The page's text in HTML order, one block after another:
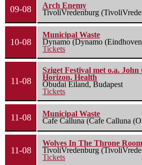
09-08
Arch Enemy
TivoliVredenburg
10-08
Municipal Waste
Dynamo (Dynamo
Tickets
11-08
Sziget Festival met o.a.
Horizon, Health
Óbudai Eiland, Budapest
Tickets
11-08
Municipal Waste
Cafe Calluna (Cafe Calluna
11-08
Wolves In The Throne Room
TivoliVredenburg
Tickets